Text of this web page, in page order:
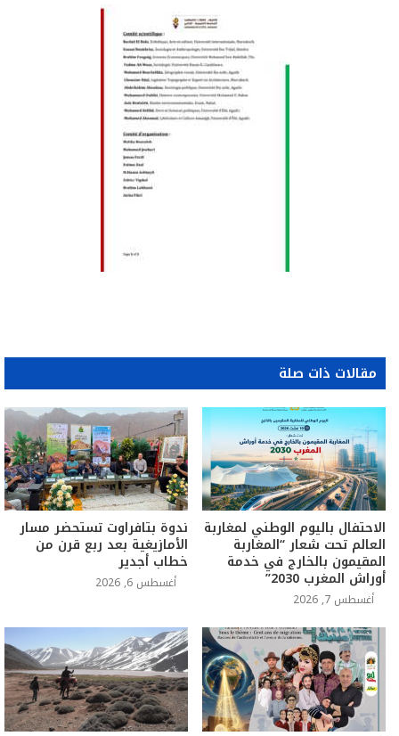
مقالات ذات صلة
الاحتفال باليوم الوطني لمغاربة
العالم تحت شعار “المغاربة
المقيمون بالخارج في خدمة
أوراش المغرب 2030”
أغسطس 7, 2026
ندوة بتافراوت تستحضر مسار
الأمازيغية بعد ربع قرن من
خطاب أجدير
أغسطس 6, 2026